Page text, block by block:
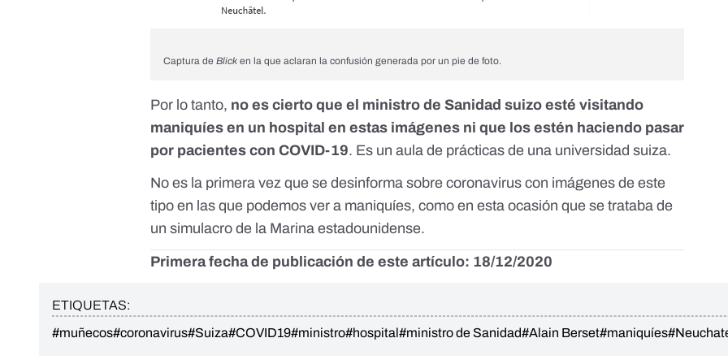
Captura deBlick en la que aclaran la confusión generada por un pie de foto.
Por lo tanto, no es cierto que el ministro de Sanidad suizo esté visitando
maniquíes en un hospital en estas imágenes ni que los estén haciendo pasar
por pacientes con COVID-19. Es un aula de prácticas de una universidad suiza.
No es la primera vez que se desinforma sobre coronavirus con imágenes de este
tipo en las que podemos ver a maniquíes, como en esta ocasión que se trataba de
un simulacro de la Marina estadounidense.
Primera fecha de publicación de este artículo: 18/12/2020
ETIQUETAS:
#muñecos#coronavirus#Suiza#COVID19#ministro#hospital#ministro de Sanidad#Alain Berset#maniquíes